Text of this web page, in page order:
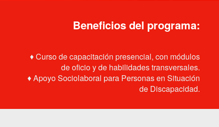
Beneficios del programa:
♦ Curso de capacitación presencial, con módulos
de oficio y de habilidades transversales.
♦ Apoyo Sociolaboral para Personas en Situación
de Discapacidad.